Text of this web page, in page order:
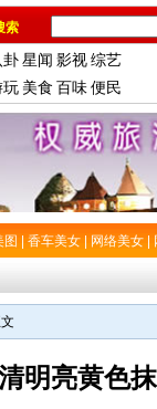
索
卦星闻 影视综艺
玩 美食 百味便民
图 香车美女 网络美女
明亮黄色